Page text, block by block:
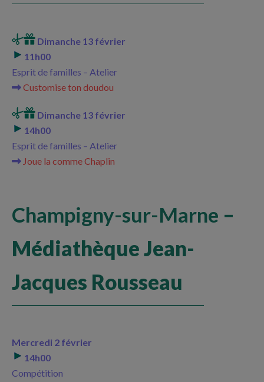
Dimanche 13 février
11h00
Esprit de familles – Atelier
Customise ton doudou
Dimanche 13 février
14h00
Esprit de familles – Atelier
Joue la comme Chaplin
Champigny-sur-Marne –
Médiathèque Jean-
Jacques Rousseau
Mercredi 2 février
14h00
Compétition